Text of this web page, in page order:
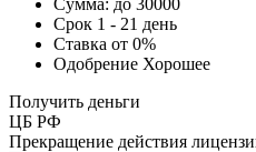
Сумма: до 30000
Срок 1 - 21 день
Ставка от 0%
Одобрение Хорошее
Получить деньги
ЦБ РФ
Прекращение действия